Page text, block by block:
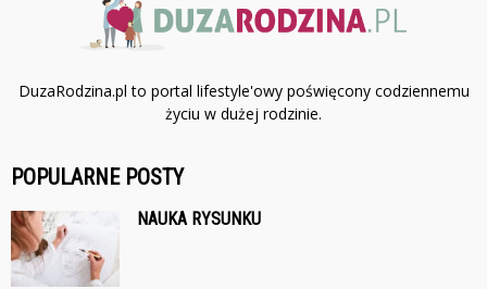
DuzaRodzina.pl to portal lifestyle'owy poświęcony codziennemu
życiu w dużej rodzinie.
POPULARNE POSTY
NAUKA RYSUNKU